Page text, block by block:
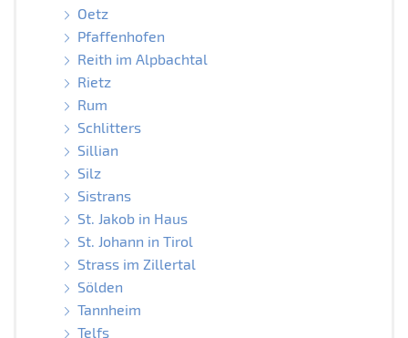
Oetz
Pfaffenhofen
Reith im Alpbachtal
Rietz
Rum
Schlitters
Sillian
Silz
Sistrans
St. Jakob in Haus
St. Johann in Tirol
Strass im Zillertal
Sölden
Tannheim
Telfs